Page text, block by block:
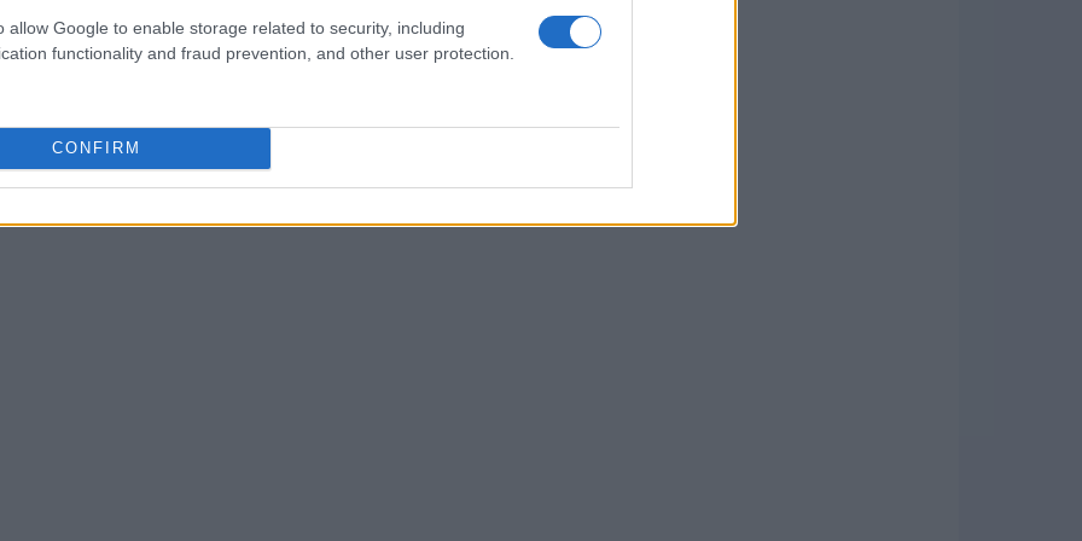
allow Google to enable storage related to security, including
functionality and fraud prevention, and other user protection.
CONFIRM
rapidamente alle nuove esigenze di